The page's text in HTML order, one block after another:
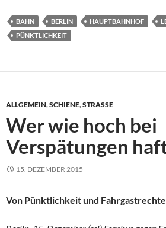
BAHN BERLIN HAUPTBAHNHOF
PÜNKTLICHKEIT
ALLGEMEIN,SCHIENE,STRASSE
Wer wie hoch bei
Verspätungen
15. DEZEMBER 2015
Von Pünktlichkeit und